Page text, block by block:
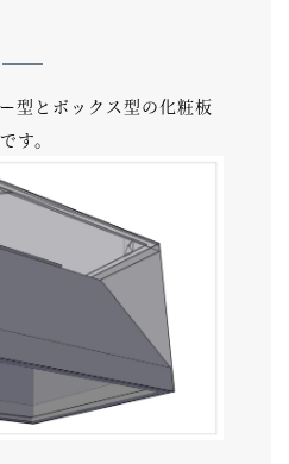
型とボックス型の化粧板
す。